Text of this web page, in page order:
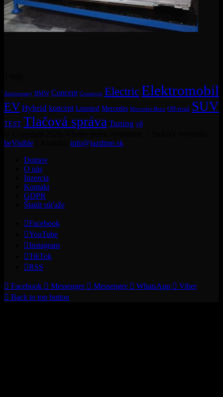
Anniversary BMW Concept Crossover ElectricElektromobil
EV Hybrid koncept Limited Mercedes Mercedes-Benz Off-road SUV
TEST Tlačová správa Tuning v8
beVisible
info@jazdime.sk
Domov
O nás
Inzercia
Kontakt
GDPR
Štatút súťaže
Facebook
YouTube
Instagram
TikTok
RSS
Facebook Messenger Messenger WhatsApp
Viber
Back to top button